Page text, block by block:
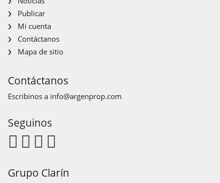
Publicar
Mi cuenta
Contáctanos
Mapa de sitio
Contáctanos
Escribinos a info@argenprop.com
Seguinos
Grupo Clarín